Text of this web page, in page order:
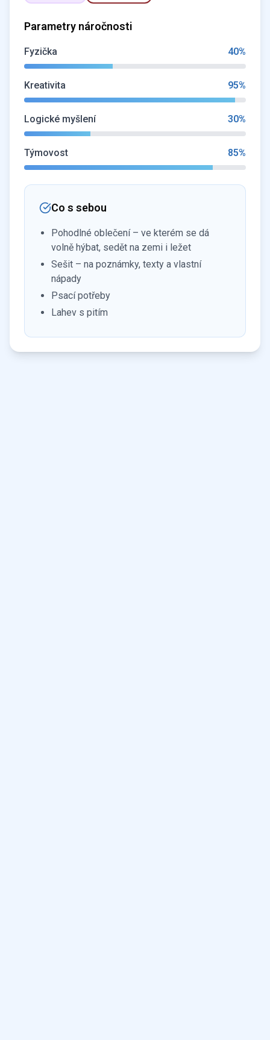
Parametry náročnosti
Fyzička 40%
Kreativita 95%
Logické myšlení 30%
Týmovost 85%
Co s sebou
Pohodlné oblečení – ve kterém se dá
volně hýbat, sedět na zemi i ležet
Sešit – na poznámky, texty a vlastní
nápady
Psací potřeby
Lahev s pitím